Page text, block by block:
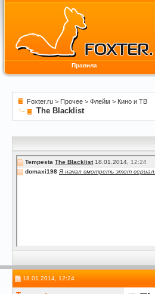
Правила
Foxter.ru > Прочее > Флейм > Кино и ТВ
The Blacklist
Tempesta The Blacklist18.01.2014, 12:24
domaxi198 Я начал смотреть этот
18.01.2014, 12:24